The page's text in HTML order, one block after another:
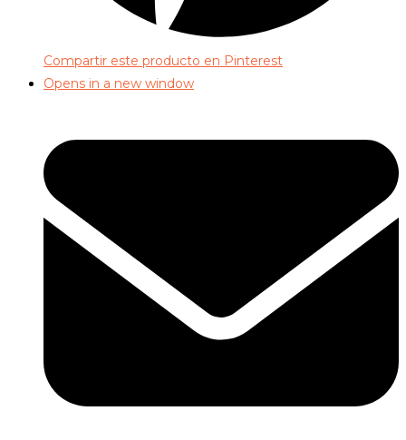
Compartir este producto en Pinterest
Opens in a new window